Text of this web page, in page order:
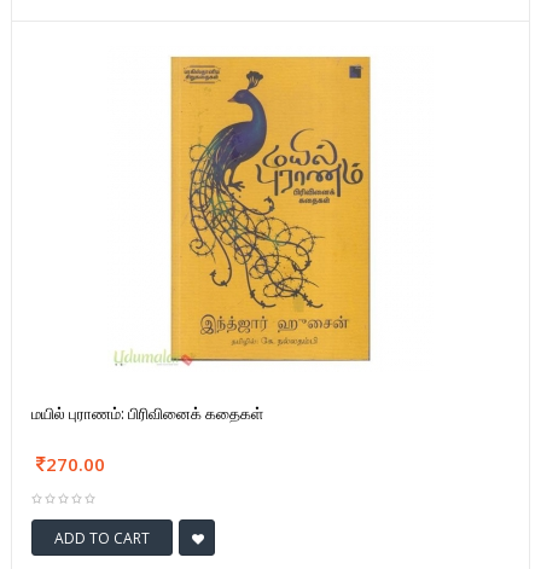
மயில் புராணம்: பிரிவினைக் கதைகள்
270.00
ADD TO CART